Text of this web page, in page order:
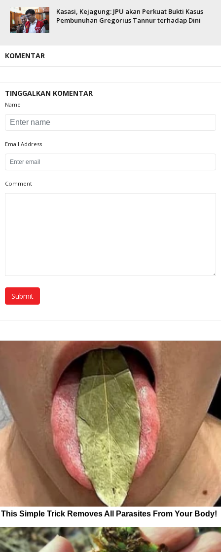
Kasasi, Kejagung: JPU akan Perkuat Bukti Kasus
Pembunuhan Gregorius Tannur terhadap Dini
KOMENTAR
TINGGALKAN KOMENTAR
Name
Email Address
Comment
This Simple Trick Removes All Parasites From Your Body!